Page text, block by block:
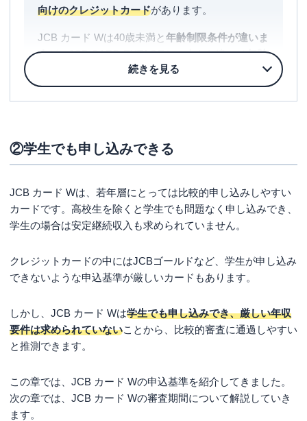
向けのクレジットカードがあります。
JCB カード Wは40歳未満と年齢制限条件が違いま
すが、JCB CARD EXTAGEとの大きな違いは年齢
制限を超えた後に継続利用できるかできないか
で
す。
EXTAGEは最初の更新時にJCBカード Sへの切り
替えになります。JCB カード Wの場合は、さらに
個人的な審査の感想としては、JCB発行のクレジ
ットカードは他社よりも審査が厳しめです。ま
も低いこともあります。
特に、JCB カード Wについてはオンライン申込し
完結します。紙での申し込みはできないため、自
動審査ではじかれる場合はなかなか厳しいかもし
れません。
②学生でも申し込みできる
JCB カード Wは、若年層にとっては比較的申し込みしやすい
カードです。高校生を除くと学生でも問題なく申し込みでき、
学生の場合は安定継続収入も求められていません。
クレジットカードの中にはJCBゴールドなど、学生が申し込み
できないような申込基準が厳しいカードもあります。
しかし、JCB カード Wは学生でも申し込みでき、厳しい年収
要件は求められていないことから、比較的審査に通過しやすい
と推測できます。
この章では、JCB カード Wの申込基準を紹介してきました。
次の章では、JCB カード Wの審査期間について解説していき
ます。